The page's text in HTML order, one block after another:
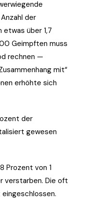
der
über 1,7
Geimpften muss
rechnen —
mit“
erhöhte sich
der
gewesen
Prozent von 1
verstarben. Die oft